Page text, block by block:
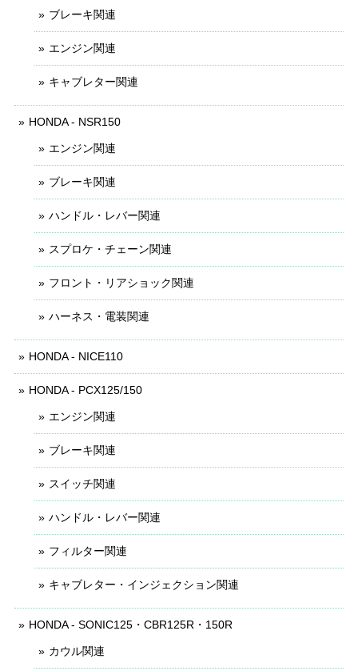
ブレーキ関連
エンジン関連
キャブレター関連
HONDA - NSR150
エンジン関連
ブレーキ関連
ハンドル・レバー関連
スプロケ・チェーン関連
フロント・リアショック関連
ハーネス・電装関連
HONDA - NICE110
HONDA - PCX125/150
エンジン関連
ブレーキ関連
スイッチ関連
ハンドル・レバー関連
フィルター関連
キャブレター・インジェクション関連
HONDA - SONIC125・CBR125R・150R
カウル関連